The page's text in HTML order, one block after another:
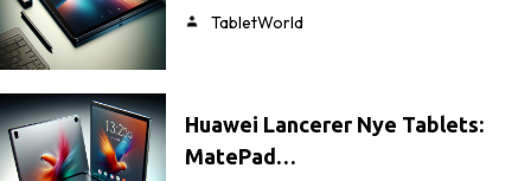
TabletWorld
Huawei Lancerer Nye Tablets:
MatePad…